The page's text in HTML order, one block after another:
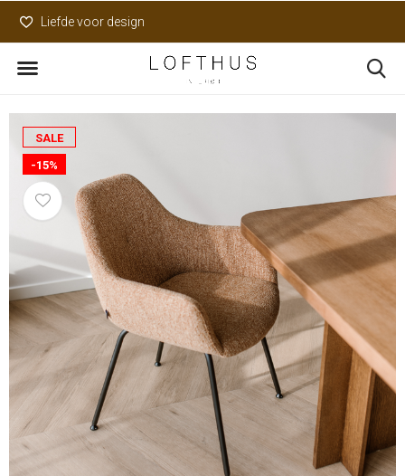
Liefde voor design
SALE
-15%